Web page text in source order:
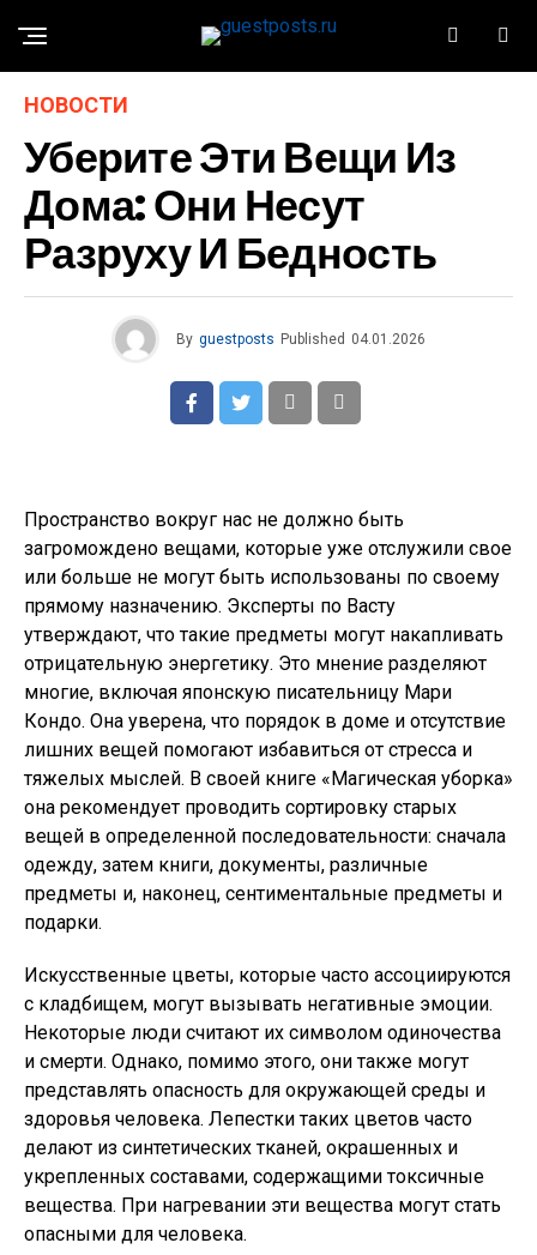
НОВОСТИ
Уберите Эти Вещи Из
Дома: Они Несут
Разруху И Бедность
By guestposts Published 04.01.2026
Пространство вокруг нас не должно быть
загромождено вещами, которые уже отслужили свое
или больше не могут быть использованы по своему
прямому назначению. Эксперты по Васту
утверждают, что такие предметы могут накапливать
отрицательную энергетику. Это мнение разделяют
многие, включая японскую писательницу Мари
Кондо. Она уверена, что порядок в доме и отсутствие
лишних вещей помогают избавиться от стресса и
тяжелых мыслей. В своей книге «Магическая уборка»
она рекомендует проводить сортировку старых
вещей в определенной последовательности: сначала
одежду, затем книги, документы, различные
предметы и, наконец, сентиментальные предметы и
подарки.
Искусственные цветы, которые часто ассоциируются
с кладбищем, могут вызывать негативные эмоции.
Некоторые люди считают их символом одиночества
и смерти. Однако, помимо этого, они также могут
представлять опасность для окружающей среды и
здоровья человека. Лепестки таких цветов часто
делают из синтетических тканей, окрашенных и
укрепленных составами, содержащими токсичные
вещества. При нагревании эти вещества могут стать
опасными для человека.